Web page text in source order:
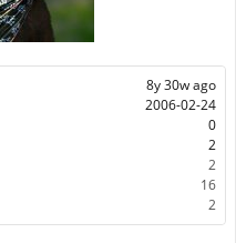
8y 30w ago
2006-02-24
0
2
2
16
2